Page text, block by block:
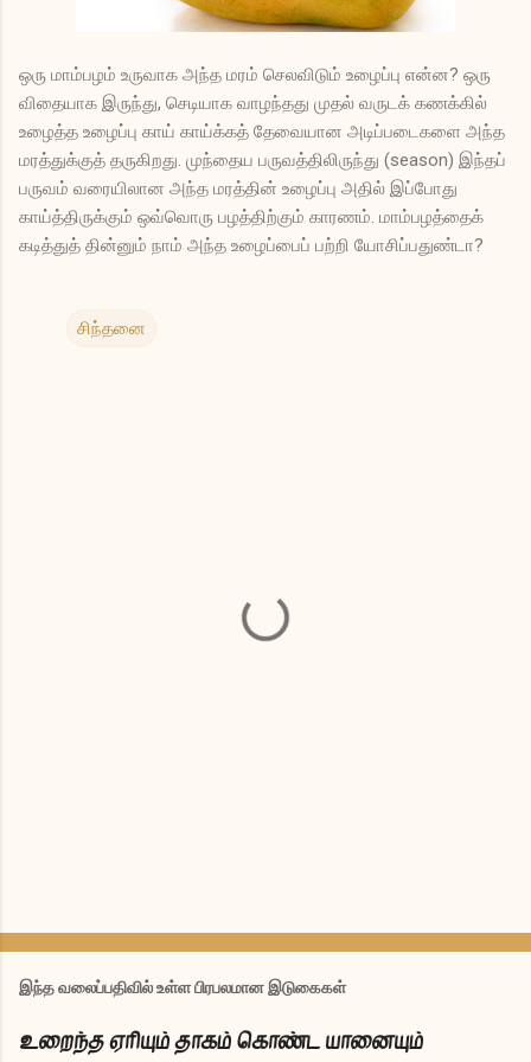
ஒரு மாம்பழம் உருவாக அந்த மரம் செலவிடும் உழைப்பு என்ன? ஒரு
விதையாக இருந்து, செடியாக வாழந்தது முதல் வருடக் கணக்கில்
உழைத்த உழைப்பு காய் காய்க்கத் தேவையான அடிப்படைகளை அந்த
மரத்துக்குத் தருகிறது. முந்தைய பருவத்திலிருந்து (season) இந்தப்
பருவம் வரையிலான அந்த மரத்தின் உழைப்பு அதில் இப்போது
காய்த்திருக்கும் ஒவ்வொரு பழத்திற்கும் காரணம். மாம்பழத்தைக்
கடித்துத் தின்னும் நாம் அந்த உழைப்பைப் பற்றி யோசிப்பதுண்டா?
சிந்தனை
இந்த வலைப்பதிவில் உள்ள பிரபலமான இடுகைகள்
உறைந்த ஏரியும் தாகம் கொண்ட யானையும்